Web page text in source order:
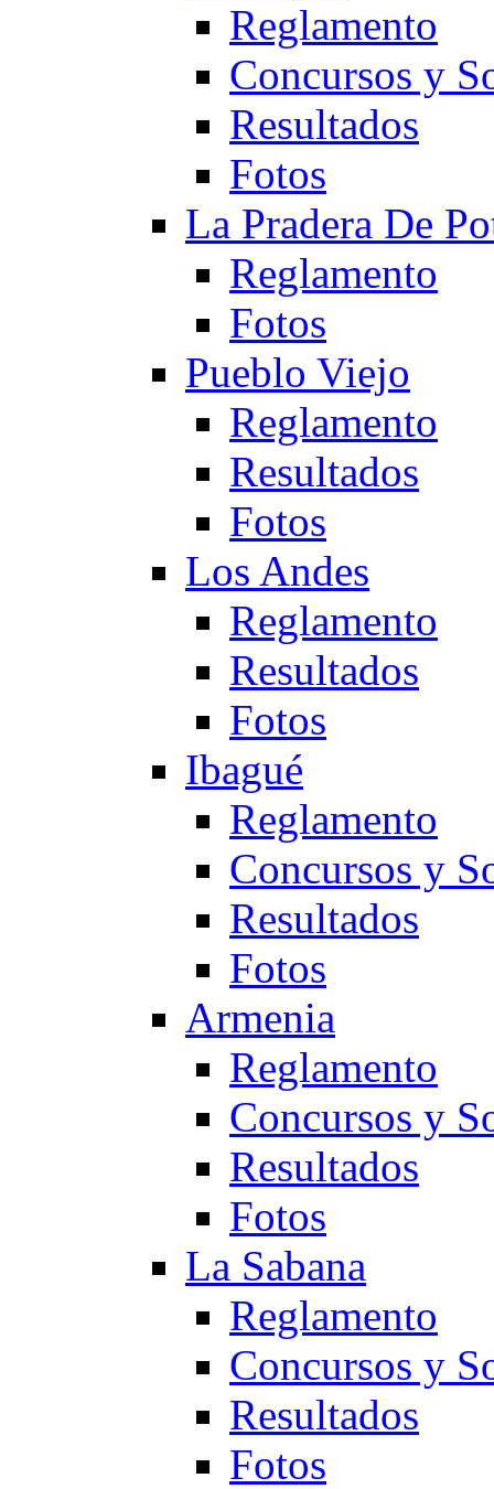
Reglamento
Concursos y
Resultados
Fotos
La Pradera De
Reglamento
Fotos
Pueblo Viejo
Reglamento
Resultados
Fotos
Los Andes
Reglamento
Resultados
Fotos
Ibagué
Reglamento
Concursos y
Resultados
Fotos
Armenia
Reglamento
Concursos y
Resultados
Fotos
La Sabana
Reglamento
Concursos y
Resultados
Fotos